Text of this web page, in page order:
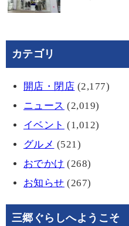
カテゴリ
開店・閉店 (2,177)
ニュース (2,019)
イベント (1,012)
グルメ (521)
おでかけ (268)
お知らせ (267)
三郷ぐらしへようこそ